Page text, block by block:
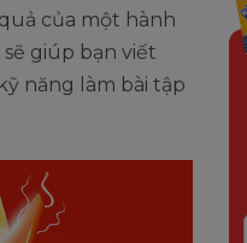
của một hành
giúp bạn viết
năng làm bài tập